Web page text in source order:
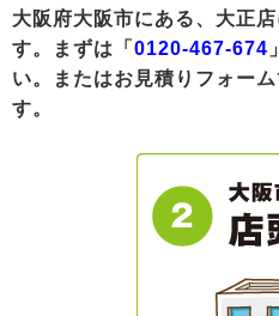
大阪府大阪市にある、大正
す。まずは「 0120-467-674
い。またはお見積りフォー
す。